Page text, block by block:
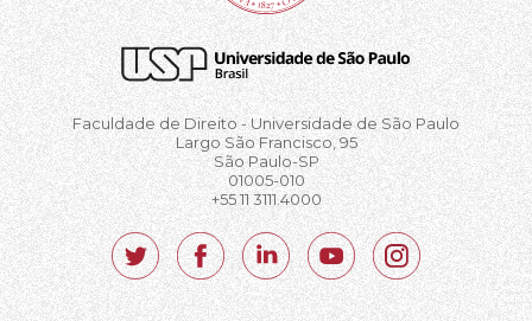
Faculdade de Direito - Universidade de São Paulo
Largo São Francisco, 95
São Paulo-SP
01005-010
+55 11 3111.4000